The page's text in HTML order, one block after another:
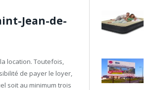
Jean-de-
location. Toutefois,
de payer le loyer,
soit au minimum trois